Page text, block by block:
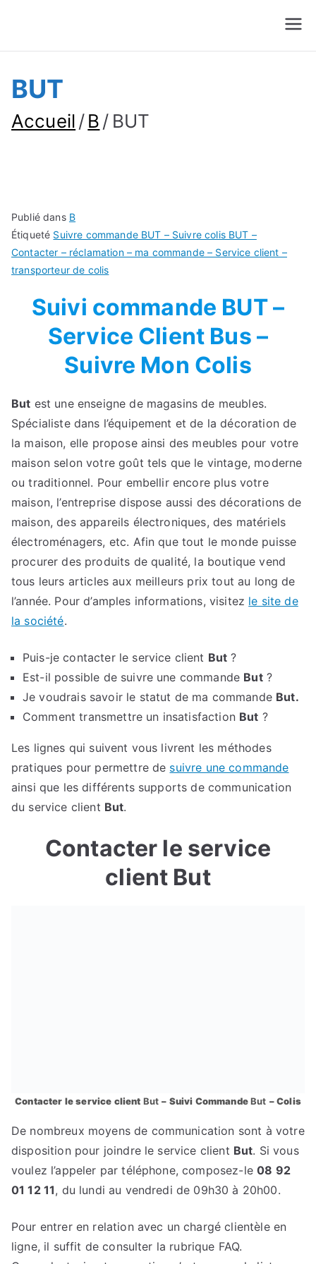
Suivre Colis - Suivre
Commande
BUT
Accueil B BUT
Publié dans B
Étiqueté Suivre commande BUT – Suivre colis BUT –
Contacter – réclamation – ma commande – Service client –
transporteur de colis
Suivi commande BUT –
Service Client Bus –
Suivre Mon Colis
But est une enseigne de magasins de meubles.
Spécialiste dans l’équipement et de la décoration de
la maison, elle propose ainsi des meubles pour votre
maison selon votre goût tels que le vintage, moderne
ou traditionnel. Pour embellir encore plus votre
maison, l’entreprise dispose aussi des décorations de
maison, des appareils électroniques, des matériels
électroménagers, etc. Afin que tout le monde puisse
procurer des produits de qualité, la boutique vend
tous leurs articles aux meilleurs prix tout au long de
l’année. Pour d’amples informations, visitez le site de
la société.
Puis-je contacter le service client But ?
Est-il possible de suivre une commande But?
Je voudrais savoir le statut de ma commande But.
Comment transmettre un insatisfaction But ?
Les lignes qui suivent vous livrent les méthodes
pratiques pour permettre de suivre une commande
ainsi que les différents supports de communication
du service client But.
Contacter le service
client But
Contacter le service client But – Suivi CommandeBut – Colis
De nombreux moyens de communication sont à votre
disposition pour joindre le service client But. Si vous
voulez l’appeler par téléphone, composez-le08 92
01 12 11, du lundi au vendredi de 09h30 à 20h00.
Pour entrer en relation avec un chargé clientèle en
ligne, il suffit de consulter la rubrique FAQ.